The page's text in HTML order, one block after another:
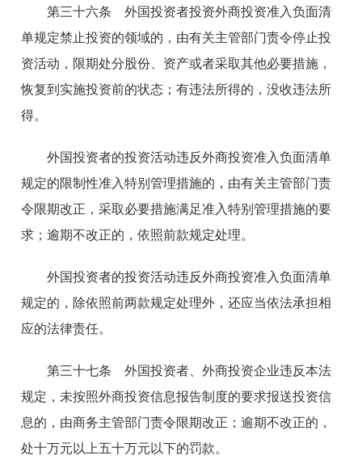
第三十六条 外国投资者投资外商投资准入负面清
单规定禁止投资的领域的，由有关主管部门责令停止投
资活动，限期处分股份、资产或者采取其他必要措施，
恢复到实施投资前的状态；有违法所得的，没收违法所
得。
外国投资者的投资活动违反外商投资准入负面清单
规定的限制性准入特别管理措施的，由有关主管部门责
令限期改正，采取必要措施满足准入特别管理措施的要
求；逾期不改正的，依照前款规定处理。
外国投资者的投资活动违反外商投资准入负面清单
规定的，除依照前两款规定处理外，还应当依法承担相
应的法律责任。
第三十七条 外国投资者、外商投资企业违反本法
规定，未按照外商投资信息报告制度的要求报送投资信
息的，由商务主管部门责令限期改正；逾期不改正的，
处十万元以上五十万元以下的罚款。